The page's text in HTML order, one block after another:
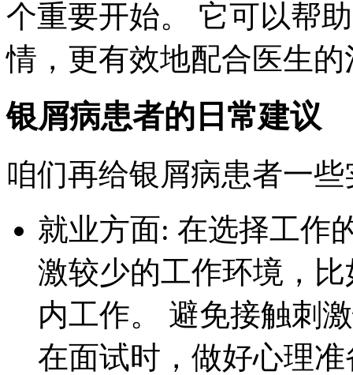
个重要开始。 它可以帮
情，更有效地配合医生的
银屑病患者的日常建议
咱们再给银屑病患者一
就业方面: 在选择工作
激较少的工作环境，
内工作。 避免接触刺
在面试时，做好心理